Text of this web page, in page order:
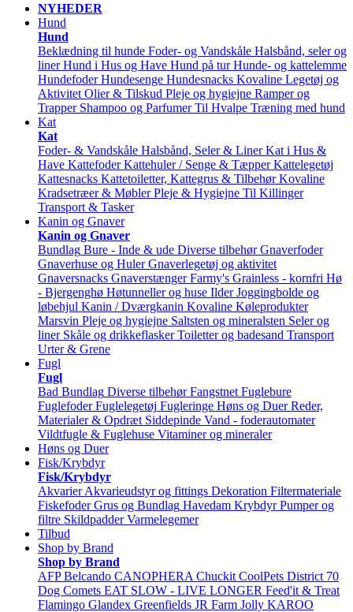
NYHEDER
Hund
Hund
Beklædning til hunde Foder- og Vandskåle Halsbånd, seler og
liner Hund i Hus og Have Hund på tur Hunde- og kattelemme
Hundefoder Hundesenge Hundesnacks Kovaline Legetøj og
Aktivitet Olier & Tilskud Pleje og hygiejne Ramper og
Trapper Shampoo og Parfumer Til Hvalpe Træning med hund
Kat
Kat
Foder- & Vandskåle Halsbånd, Seler & Liner Kat i Hus &
Have Kattefoder Kattehuler / Senge & Tæpper Kattelegetøj
Kattesnacks Kattetoiletter, Kattegrus & Tilbehør Kovaline
Kradsetræer & Møbler Pleje & Hygiejne Til Killinger
Transport & Tasker
Kanin og Gnaver
Kanin og Gnaver
Bundlag Bure - Inde & ude Diverse tilbehør Gnaverfoder
Gnaverhuse og Huler Gnaverlegetøj og aktivitet
Gnaversnacks Gnaverstænger Farmy's Grainless - kornfri Hø
- Bjergenghø Høtunneller og huse Ilder Joggingbolde og
løbehjul Kanin / Dværgkanin Kovaline Køleprodukter
Marsvin Pleje og hygiejne Saltsten og mineralsten Seler og
liner Skåle og drikkeflasker Toiletter og badesand Transport
Urter & Grene
Fugl
Fugl
Bad Bundlag Diverse tilbehør Fangstnet Fuglebure
Fuglefoder Fuglelegetøj Fugleringe Høns og Duer Reder,
Materialer & Opdræt Siddepinde Vand - foderautomater
Vildtfugle & Fuglehuse Vitaminer og mineraler
Høns og Duer
Fisk/Krybdyr
Fisk/Krybdyr
Akvarier Akvarieudstyr og fittings Dekoration Filtermateriale
Fiskefoder Grus og Bundlag Havedam Krybdyr Pumper og
filtre Skildpadder Varmelegemer
Tilbud
Shop by Brand
Shop by Brand
AFP Belcando CANOPHERA Chuckit CoolPets District 70
Dog Comets EAT SLOW - LIVE LONGER Feed'it & Treat
Flamingo Glandex Greenfields JR Farm Jolly KAROO